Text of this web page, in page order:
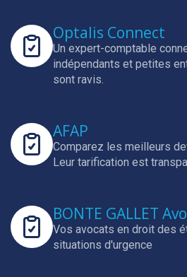
Optalis Connect
Un expert-comptable
indépendants et petites
sont ravis.
AFAP
Comparez les meilleurs
Leur tarification est
BONTE GALLET
Vos avocats en droit des
situations d'urgence